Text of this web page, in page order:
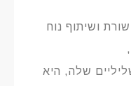
ושיתוף נוח
שלה, היא